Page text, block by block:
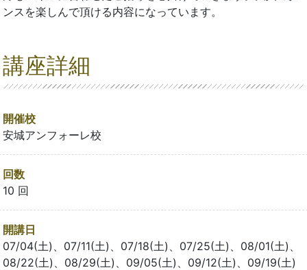
ンスを楽しんで頂ける内容になっています。
講座詳細
開催校
安城アンフォーレ校
回数
10 回
開講日
07/04(土)、07/11(土)、07/18(土)、07/25(土)、08/01(土)、
08/22(土)、08/29(土)、09/05(土)、09/12(土)、09/19(土)